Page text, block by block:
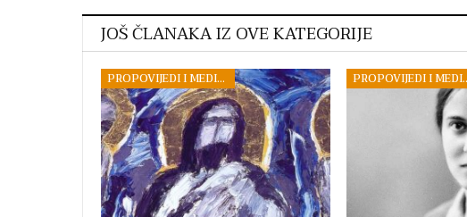
JOŠ ČLANAKA IZ OVE KATEGORIJE
PROPOVIJEDI I MEDITACIJE